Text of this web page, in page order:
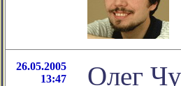
26.05.2005
13:47
Олег